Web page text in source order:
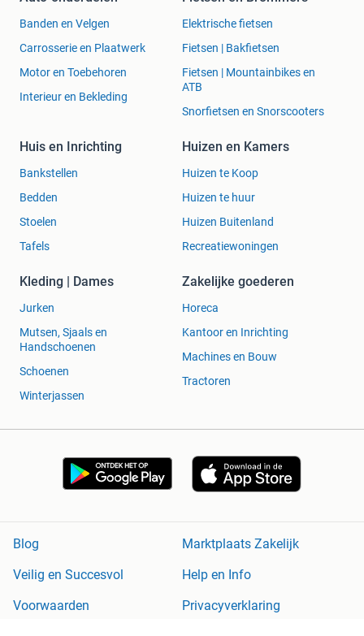
Banden en Velgen
Carrosserie en Plaatwerk
Motor en Toebehoren
Interieur en Bekleding
Elektrische fietsen
Fietsen | Bakfietsen
Fietsen | Mountainbikes en
ATB
Snorfietsen en Snorscooters
Huis en Inrichting
Bankstellen
Bedden
Stoelen
Tafels
Huizen en Kamers
Huizen te Koop
Huizen te huur
Huizen Buitenland
Recreatiewoningen
Kleding | Dames
Jurken
Mutsen, Sjaals en
Handschoenen
Schoenen
Winterjassen
Zakelijke goederen
Horeca
Kantoor en Inrichting
Machines en Bouw
Tractoren
Blog
Marktplaats Zakelijk
Veilig en Succesvol
Help en Info
Voorwaarden
Privacyverklaring